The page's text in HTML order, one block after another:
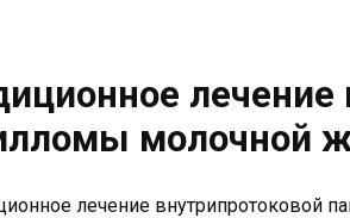
лечение
молочной